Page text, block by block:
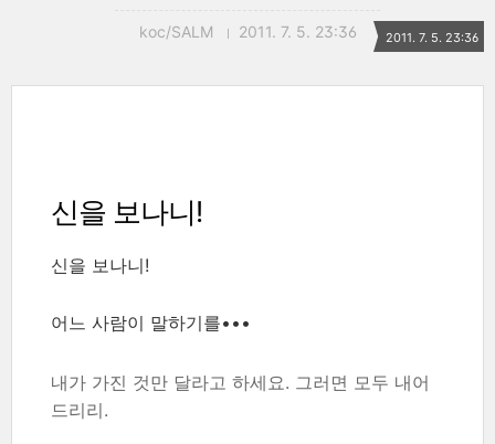
koc/SALM 2011. 7. 5. 23:36 2011. 7. 5. 23:36
신을 보나니!
신을 보나니!
어느 사람이 말하기를•••
내가 가진 것만 달라고 하세요. 그러면 모두 내어
드리리.